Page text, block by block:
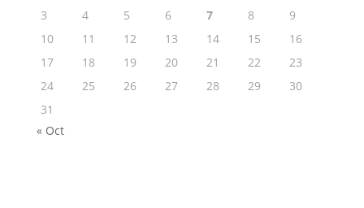
3
4 5 6 7 8
9
10
11 12 13 14 15
16
17
18 19 20 21 22
23
24
25 26 27 28 29
30
31
« Oct